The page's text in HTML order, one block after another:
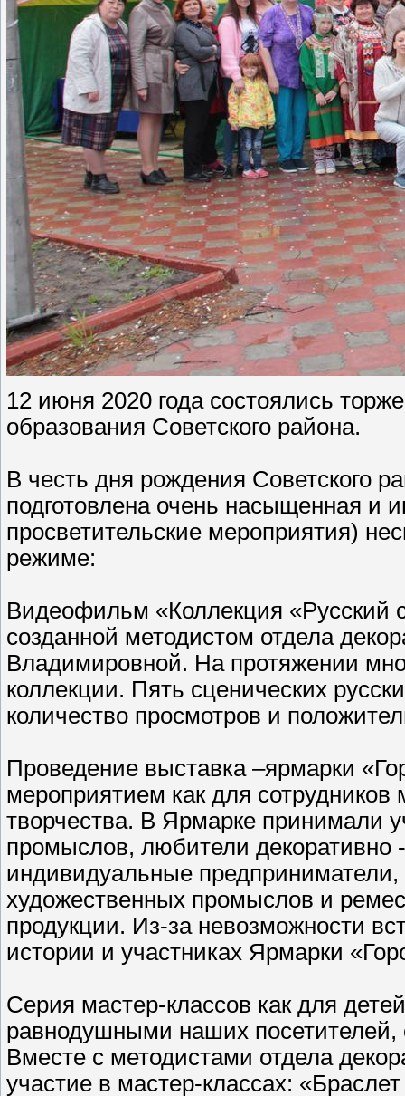
12 июня 2020 года состоялись
образования Советского района.
В честь дня рождения Советского
подготовлена очень насыщенная и
просветительские мероприятия)
режиме:
Видеофильм «Коллекция «Русский
созданной методистом отдела
Владимировной. На протяжении
коллекции. Пять сценических
количество просмотров и
Проведение выставка –ярмарки
мероприятием как для сотрудников
творчества. В Ярмарке принимали
промыслов, любители декоративно
индивидуальные
художественных промыслов и
продукции. Из-за невозможности
истории и участниках Ярмарки
Серия мастер-классов как для
равнодушными наших посетителей,
Вместе с методистами отдела
участие в мастер-классах: